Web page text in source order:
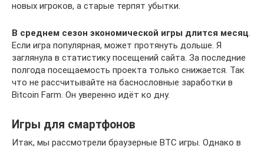
новых игроков, а старые терпят убытки.
В среднем сезон экономической игры длится месяц.
Если игра популярная, может протянуть дольше. Я
заглянула в статистику посещений сайта. За последние
полгода посещаемость проекта только снижается. Так
что не рассчитывайте на баснословные заработки в
Bitcoin Farm. Он уверенно идёт ко дну.
Игры для смартфонов
Итак, мы рассмотрели браузерные BTC игры. Однако в